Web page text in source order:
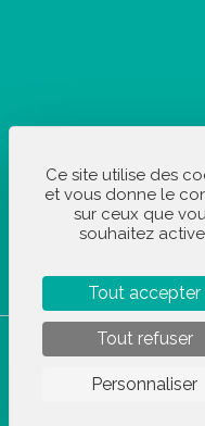
STOCKETIK ©
Ce site utilise des
et vous donne le
sur ceux que
souhaitez
Tout accepter
Tout refuser
Personnaliser